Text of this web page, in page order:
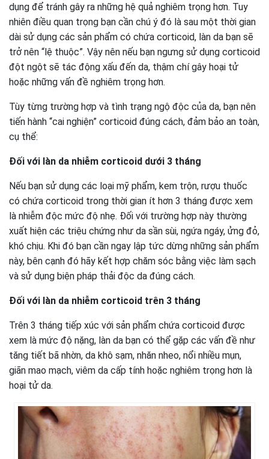
dụng để tránh gây ra những hệ quả nghiêm trọng hơn. Tuy
nhiên điều quan trọng bạn cần chú ý đó là sau một thời gian
dài sử dụng các sản phẩm có chứa corticoid, làn da bạn sẽ
trở nên “lệ thuộc”. Vậy nên nếu bạn ngưng sử dụng corticoid
đột ngột sẽ tác động xấu đến da, thậm chí gây hoại tử
hoặc những vấn đề nghiêm trọng hơn.
Tùy từng trường hợp và tình trạng ngộ độc của da, bạn nên
tiến hành “cai nghiện” corticoid đúng cách, đảm bảo an toàn,
cụ thể:
Đối với làn da nhiễm corticoid dưới 3 tháng
Nếu bạn sử dụng các loại mỹ phẩm, kem trộn, rượu thuốc
có chứa corticoid trong thời gian ít hơn 3 tháng được xem
là nhiễm độc mức độ nhẹ. Đối với trường hợp này thường
xuất hiện các triệu chứng như da sần sùi, ngứa ngáy, ửng đỏ,
khó chịu. Khi đó bạn cần ngay lập tức dừng những sản phẩm
này, bên cạnh đó hãy kết hợp chăm sóc bằng việc làm sạch
và sử dụng biện pháp thải độc da đúng cách.
Đối với làn da nhiễm corticoid trên 3 tháng
Trên 3 tháng tiếp xúc với sản phẩm chứa corticoid được
xem là mức độ nặng, làn da bạn có thể gặp các vấn đề như
tăng tiết bã nhờn, da khô sạm, nhăn nheo, nổi nhiều mụn,
giãn mao mạch, viêm da cấp tính hoặc nghiêm trọng hơn là
hoại tử da.